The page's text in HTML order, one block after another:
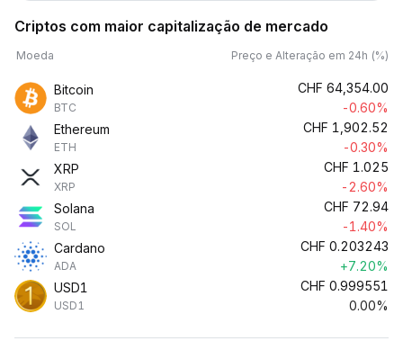
Criptos com maior capitalização de mercado
Moeda Preço e Alteração em 24h (%)
Bitcoin
BTC
CHF 64,354.00
-0.60%
Ethereum
ETH
CHF 1,902.52
-0.30%
XRP
XRP
CHF 1.025
-2.60%
Solana
SOL
CHF 72.94
-1.40%
Cardano
ADA
CHF 0.203243
+7.20%
USD1
USD1
CHF 0.999551
0.00%